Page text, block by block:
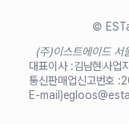
©
(주)이스트에이드 서
대표이사 :김남현사업
통신판매업신고번호 :
E-mail)